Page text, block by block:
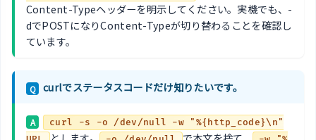
Content-Typeヘッダーを明示してください。実機でも、-
dでPOSTになりContent-Typeが切り替わることを確認し
ています。
Q curlでステータスコードだけ知りたいです。
A
curl -s -o /dev/null -w "%{http_code}\n"